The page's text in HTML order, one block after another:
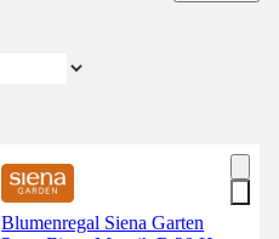
Blumenregal Siena Garten